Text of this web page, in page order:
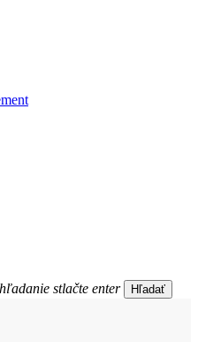
stlačte enter Hľadať